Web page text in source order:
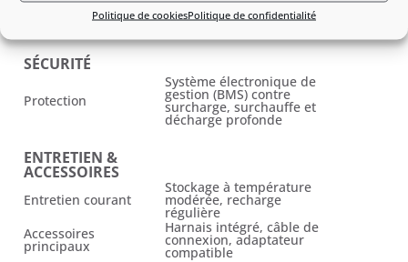
Politique de cookiesPolitique de confidentialité
Interface utilisateur Indicateur LED de niveau
de charge
SÉCURITÉ
Protection
Système électronique de
gestion (BMS) contre
surcharge, surchauffe et
décharge profonde
ENTRETIEN &
ACCESSOIRES
Entretien courant
Stockage à température
modérée, recharge
régulière
Accessoires
principaux
Harnais intégré, câble de
connexion, adaptateur
compatible